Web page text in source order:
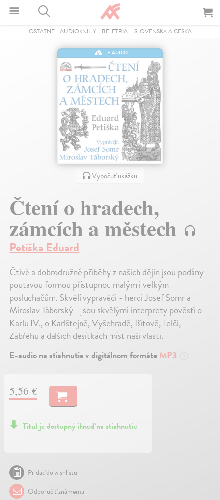
OSTATNÉ- AUDIOKNIHY- BELETRIA – SLOVENSKÁ A ČESKÁ
E-AUDIO
Vypočuť ukážku
Čtení o hradech,
zámcích a městech
Petiška Eduard
Čtivé a dobrodružné příběhy z našich dějin jsou podány
poutavou formou přístupnou malým i velkým
posluchačům. Skvělí vypravěči - herci Josef Somr a
Miroslav Táborský - jsou skvělými interprety pověstí o
Karlu IV., o Karlštejně, Vyšehradě, Bítově, Telči,
Zábřehu a dalších desítkách míst naší vlasti.
E-audio na stiahnutie v digitálnom formáteMP3 ?
5,56 €
Titul je dostupný ihneď na stiahnutie
Pridať do wishlistu
Odporučiť známemu